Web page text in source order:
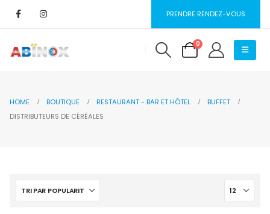
PRENDRE RENDEZ-VOUS
0
HOME BOUTIQUE RESTAURANT - BAR ET HÔTEL
BUFFET
DISTRIBUTEURS DE CÉRÉALES